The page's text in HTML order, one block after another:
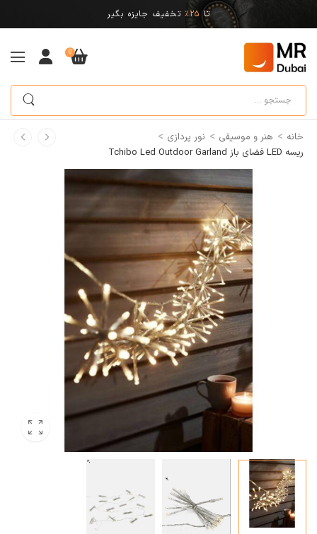
تا 25% تخفیف جایزه بگیر
0
خانه > هنر و موسیقی > نور پردازی >
ریسه LED فضای باز Tchibo Led Outdoor Garland